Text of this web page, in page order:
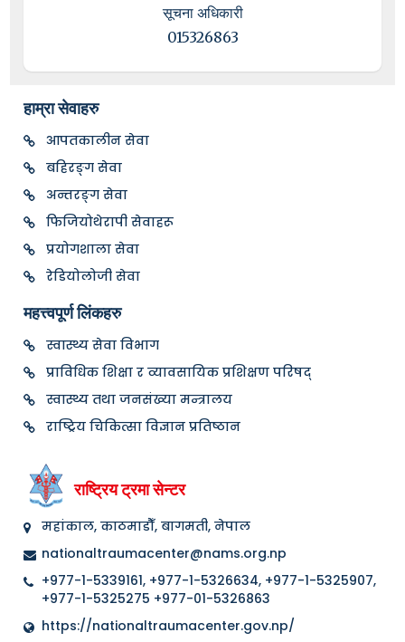
सूचना अधिकारी
015326863
हाम्रा सेवाहरु
आपतकालीन सेवा
बहिरङ्ग सेवा
अन्तरङ्ग सेवा
फिजियोथेरापी सेवाहरू
प्रयोगशाला सेवा
रेडियोलोजी सेवा
महत्त्वपूर्ण लिंकहरु
स्वास्थ्य सेवा विभाग
प्राविधिक शिक्षा र व्यावसायिक प्रशिक्षण परिषद्
स्वास्थ्य तथा जनसंख्या मन्त्रालय
राष्ट्रिय चिकित्सा विज्ञान प्रतिष्ठान
राष्ट्रिय ट्रमा सेन्टर
महांकाल, काठमाडौँ, बागमती, नेपाल
nationaltraumacenter@nams.org.np
+977-1-5339161, +977-1-5326634, +977-1-5325907,
+977-1-5325275 +977-01-5326863
https://nationaltraumacenter.gov.np/